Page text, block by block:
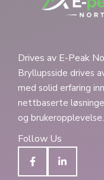
Drives av E-Peak
Bryllupsside drives
med solid erfaring
nettbaserte
og brukeropplevelse.
Follow Us